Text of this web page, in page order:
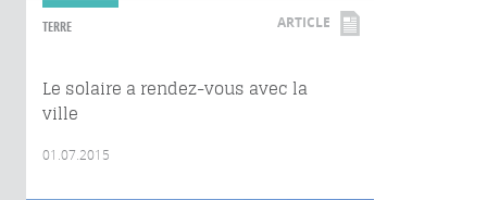
TERRE ARTICLE
Le solaire a rendez-vous avec la
ville
01.07.2015